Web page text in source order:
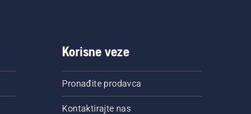
Korisne veze
Pronađite prodavca
Kontaktirajte nas